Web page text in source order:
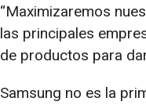
“Maximizaremos
las principales
de productos para
Samsung no es la